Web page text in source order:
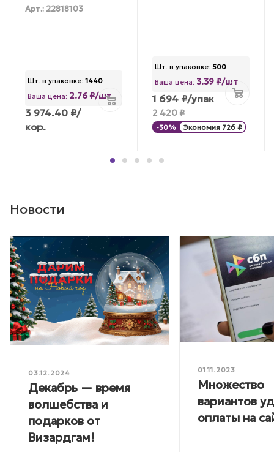
Арт.: 22818103
Шт. в упаковке: 1440
Ваша цена: 2.76 ₽/шт
3 974.40 ₽/
кор.
Шт. в упаковке: 500
Ваша цена: 3.39 ₽/шт
1 694 ₽/упак
2 420₽
-30% Экономия 726 ₽
Новости
03.12.2024
Декабрь — время
волшебства и
подарков от
Визардгам!
01.11.2023
Множество
вариантов
оплаты на